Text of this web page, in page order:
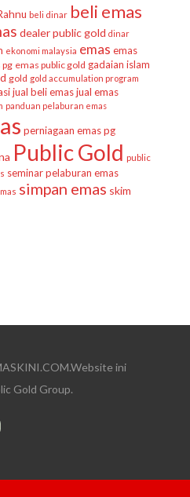
beli dinar beli emas
dealer public gold dinar
ekonomi malaysia emas emas
pg emas public gold gadaian islam
gold gold accumulation program
jual beli emasjual emas
panduan pelaburan emas
perniagaan emaspg
Public Gold public
seminar pelaburan emas
simpan emas skim
ini
Gold Group.